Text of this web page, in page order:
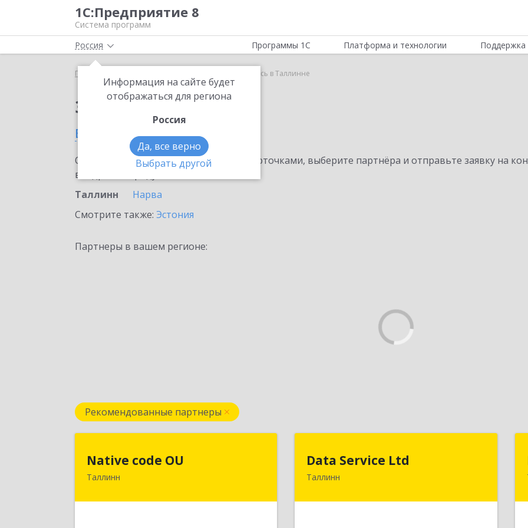
1С:Предприятие 8
Система программ
Россия
Информация на сайте будет
отображаться для региона
Россия
Да, все верно
Выбрать другой
Программы 1С Платформа и технологии Поддержка
Главная 1С:Подпись в Таллинне
Заказать 1С:Подпись
в Таллинне
Ознакомьтесь с информационными карточками, выберите партнёра и отправьте заявку на
внедрение продукта.
Таллинн
Нарва
Смотрите также: Эстония
Партнеры в вашем регионе:
Рекомендованные партнеры
Native code OU
Таллинн
13424, Estonia, Tallinn, Varese tn.10A-
Data Service Ltd
ТаллиннEstonia, Laulupeo 24, Tallinn, 10128